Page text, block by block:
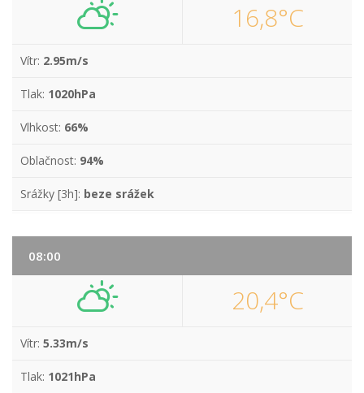
16,8°C
Vítr: 2.95m/s
Tlak: 1020hPa
Vlhkost: 66%
Oblačnost: 94%
Srážky [3h]: beze srážek
08:00
20,4°C
Vítr: 5.33m/s
Tlak: 1021hPa